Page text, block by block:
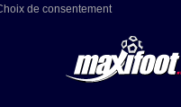
de consentement